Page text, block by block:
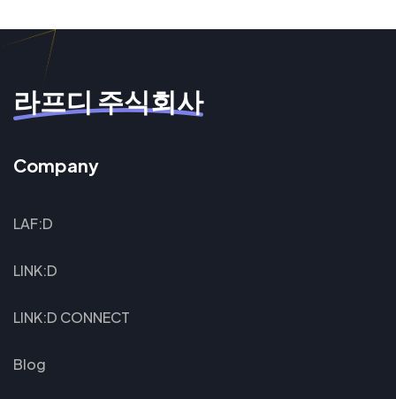
라프디 주식회사
Company
LAF:D
LINK:D
LINK:D CONNECT
Blog